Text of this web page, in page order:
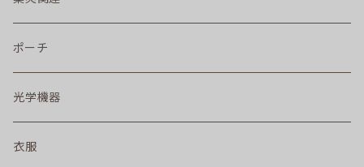
ポーチ
光学機器
衣服